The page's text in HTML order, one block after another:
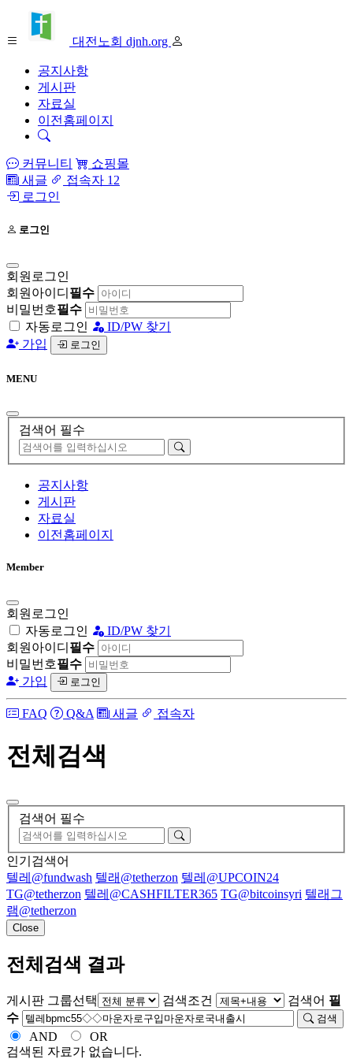
대전노회 djnh.org
공지사항
게시판
자료실
이전홈페이지
커뮤니티
쇼핑몰
새글
접속자 12
로그인
로그인
회원로그인
회원아이디 필수
비밀번호필수
자동로그인
ID/PW 찾기
가입
로그인
MENU
검색어 필수
공지사항
게시판
자료실
이전홈페이지
Member
회원로그인
자동로그인
ID/PW 찾기
회원아이디 필수
비밀번호필수
가입
로그인
FAQ Q&A 새글 접속자
전체검색
검색어 필수
인기검색어
텔레@fundwash 텔래@tetherzon 텔레@UPCOIN24
TG@tetherzon 텔레@CASHFILTER365 TG@bitcoinsyri 텔래그
램@tetherzon
Close
전체검색 결과
게시판 그룹선택 검색조건 검색어 필
수
검색
AND
OR
검색된 자료가 없습니다.